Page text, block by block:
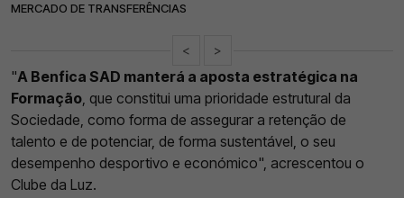
MERCADO DE TRANSFERÊNCIAS
< >
"A Benfica SAD manterá a aposta estratégica na
Formação, que constitui uma prioridade estrutural da
Sociedade, como forma de assegurar a retenção de
talento e de potenciar, de forma sustentável, o seu
desempenho desportivo e económico", acrescentou o
Clube da Luz.